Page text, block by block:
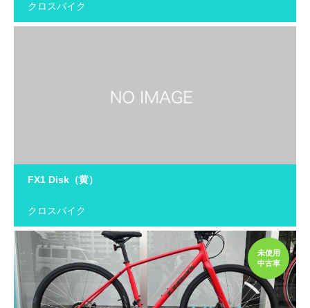
クロスバイク
FX1 Disk（黄）
クロスバイク
未使用
中古車